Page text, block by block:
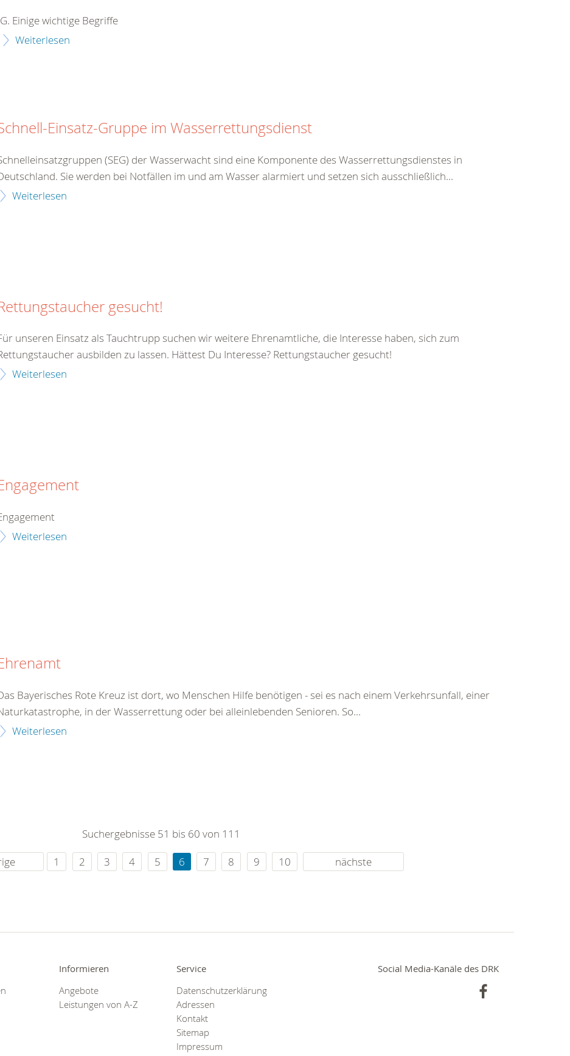
G. Einige wichtige Begriffe
Weiterlesen
Einsatz-Gruppe im Wasserrettungsdienst
(SEG) der Wasserwacht sind eine Komponente des Wasserrettungsdienstes in
Sie werden bei Notfällen im und am Wasser alarmiert und setzen sich ausschließlich...
Weiterlesen
gesucht!
unseren Einsatz als Tauchtrupp suchen wir weitere Ehrenamtliche, die Interesse haben, sich zum
ausbilden zu lassen. Hättest Du Interesse? Rettungstaucher gesucht!
Weiterlesen
Weiterlesen
Bayerisches Rote Kreuz ist dort, wo Menschen Hilfe benötigen - sei es nach einem Verkehrsunfall, einer
in der Wasserrettung oder bei alleinlebenden Senioren. So...
Weiterlesen
Suchergebnisse 51 bis 60 von 111
1 2 3 4 5 6 7 8 9 10 nächste
Informieren
Angebote
Leistungen von A-Z
Service
Datenschutzerklärung
Adressen
Kontakt
Sitemap
Impressum
Social Media-Kanäle des DRK